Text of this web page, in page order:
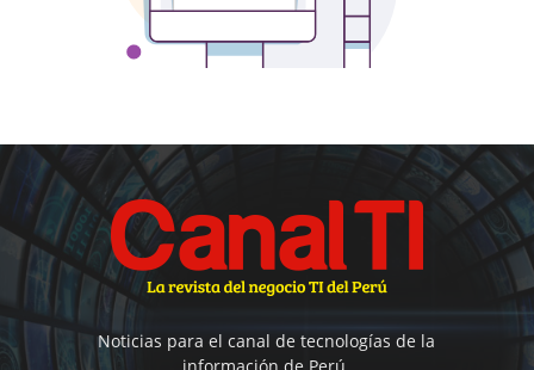
Noticias para el canal de tecnologías de la